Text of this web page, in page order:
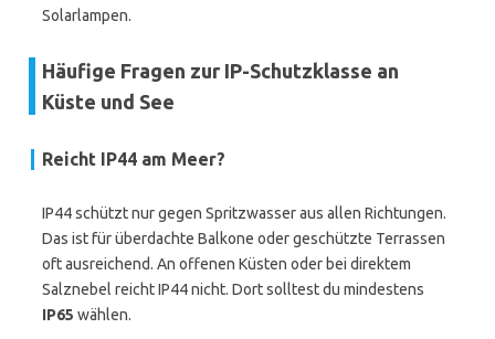
Solarlampen.
Häufige Fragen zur IP-Schutzklasse an
Küste und See
Reicht IP44 am Meer?
IP44 schützt nur gegen Spritzwasser aus allen Richtungen.
Das ist für überdachte Balkone oder geschützte Terrassen
oft ausreichend. An offenen Küsten oder bei direktem
Salznebel reicht IP44 nicht. Dort solltest du mindestens
IP65 wählen.